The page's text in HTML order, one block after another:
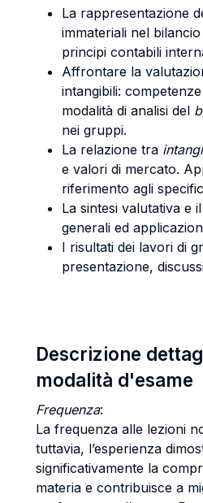
La rappresentazione
immateriali nel
principi contabili
Affrontare la
intangibili:
modalità di analisi del
nei gruppi.
La relazione tra
e valori di mercato.
riferimento agli
La sintesi valutativa e
generali ed
I risultati dei lavori di
presentazione,
Descrizione
modalità d'esame
Frequenza:
La frequenza alle lezioni
tuttavia, l’esperienza
significativamente la
materia e contribuisce a